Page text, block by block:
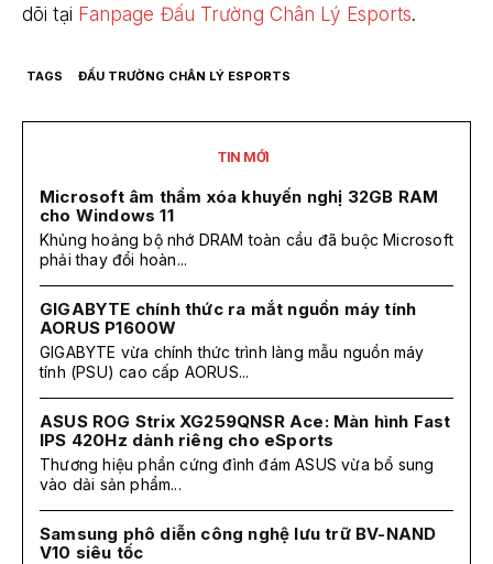
dõi tại Fanpage Đấu Trường Chân Lý Esports.
TAGS ĐẤU TRƯỜNG CHÂN LÝ ESPORTS
TIN MỚI
Microsoft âm thầm xóa khuyến nghị 32GB RAM
cho Windows 11
Khủng hoảng bộ nhớ DRAM toàn cầu đã buộc Microsoft
phải thay đổi hoàn...
GIGABYTE chính thức ra mắt nguồn máy tính
AORUS P1600W
GIGABYTE vừa chính thức trình làng mẫu nguồn máy
tính (PSU) cao cấp AORUS...
ASUS ROG Strix XG259QNSR Ace: Màn hình Fast
IPS 420Hz dành riêng cho eSports
Thương hiệu phần cứng đình đám ASUS vừa bổ sung
vào dải sản phẩm...
Samsung phô diễn công nghệ lưu trữ BV-NAND
V10 siêu tốc